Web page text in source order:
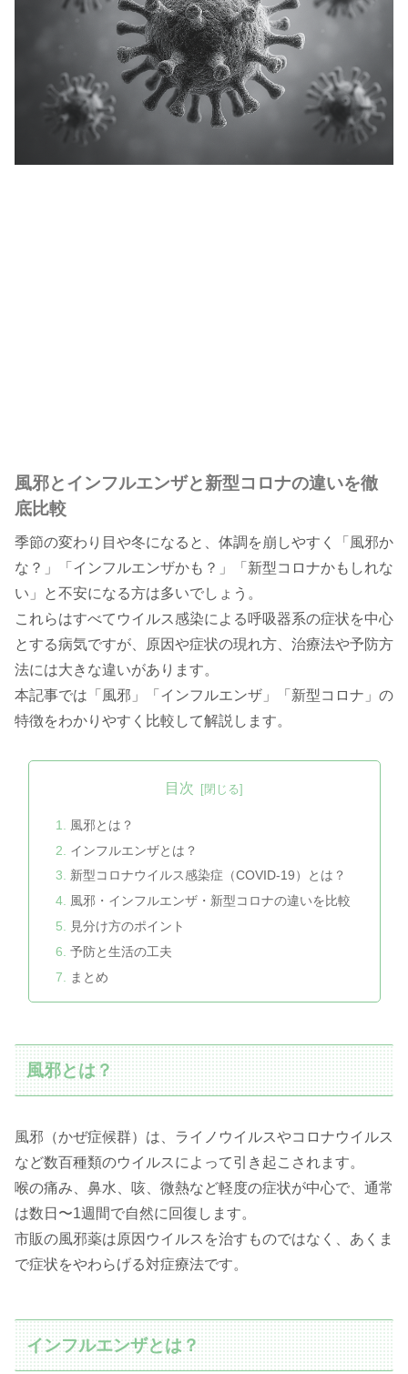
風邪とインフルエンザと新型コロナの違いを徹
底比較
季節の変わり目や冬になると、体調を崩しやすく「風邪か
な？」「インフルエンザかも？」「新型コロナかもしれな
い」と不安になる方は多いでしょう。
これらはすべてウイルス感染による呼吸器系の症状を中心
とする病気ですが、原因や症状の現れ方、治療法や予防方
法には大きな違いがあります。
本記事では「風邪」「インフルエンザ」「新型コロナ」の
特徴をわかりやすく比較して解説します。
目次
風邪とは？
インフルエンザとは？
新型コロナウイルス感染症（COVID-19）とは？
風邪・インフルエンザ・新型コロナの違いを比較
見分け方のポイント
予防と生活の工夫
まとめ
風邪とは？
風邪（かぜ症候群）は、ライノウイルスやコロナウイルス
など数百種類のウイルスによって引き起こされます。
喉の痛み、鼻水、咳、微熱など軽度の症状が中心で、通常
は数日〜1週間で自然に回復します。
市販の風邪薬は原因ウイルスを治すものではなく、あくま
で症状をやわらげる対症療法です。
インフルエンザとは？